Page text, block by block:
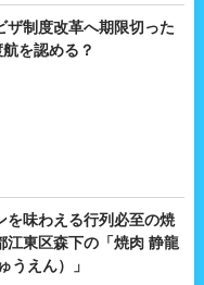
ザ制度改革へ期限切った
を認める？
を味わえる行列必至の焼
江東区森下の「焼肉 静龍
うえん）」